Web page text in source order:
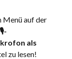
Menü auf der
🎙-
als
zu lesen!